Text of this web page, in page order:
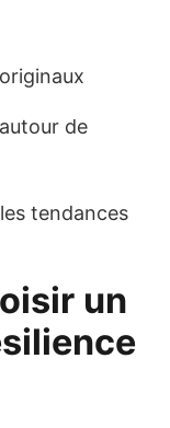
de
tendances
un